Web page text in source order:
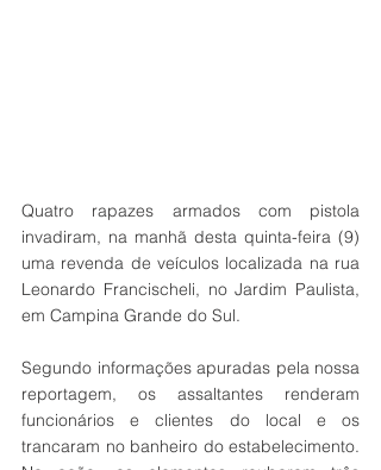
Quatro rapazes armados com pistola
invadiram, na manhã desta quinta-feira (9)
uma revenda de veículos localizada na rua
Leonardo Francischeli, no Jardim Paulista,
em Campina Grande do Sul.
Segundo informações apuradas pela nossa
reportagem, os assaltantes renderam
funcionários e clientes do local e os
trancaram no banheiro do estabelecimento.